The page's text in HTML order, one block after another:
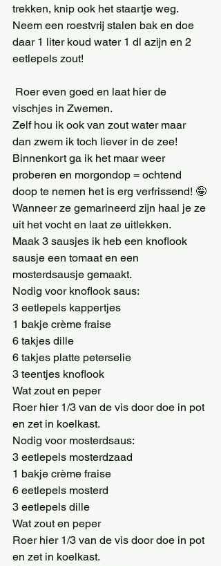
trekken, knip ook het staartje weg.
Neem een roestvrij stalen bak en doe
daar 1 liter koud water 1 dl azijn en 2
eetlepels zout!
vischjes in Zwemen.
Zelf hou ik ook van zout water maar
dan zwem ik toch liever in de zee!
Binnenkort ga ik het maar weer
proberen en morgondop = ochtend
doop te nemen het is erg verfrissend! 🤪
Wanneer ze gemarineerd zijn haal je ze
uit het vocht en laat ze uitlekken.
Maak 3 sausjes ik heb een knoflook
sausje een tomaat en een
mosterdsausje gemaakt.
Nodig voor knoflook saus:
3 eetlepels kappertjes
1 bakje crème fraise
6 takjes dille
6 takjes platte peterselie
3 teentjes knoflook
Wat zout en peper
Roer hier 1/3 van de vis door doe in pot
en zet in koelkast.
Nodig voor mosterdsaus:
3 eetlepels mosterdzaad
1 bakje crème fraise
6 eetlepels mosterd
3 eetlepels dille
Wat zout en peper
Roer hier 1/3 van de vis door doe in pot
en zet in koelkast.